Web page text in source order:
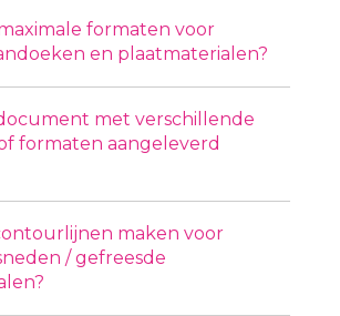
formaten voor
en plaatmaterialen?
met verschillende
of formaten aangeleverd
maken voor
/ gefreesde